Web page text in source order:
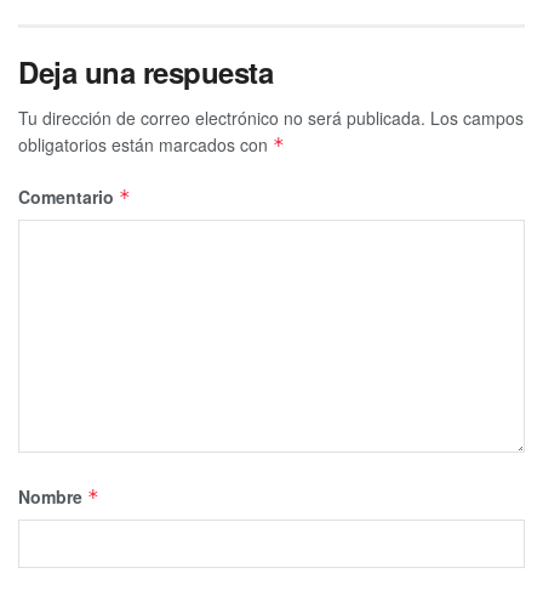
Deja una respuesta
Tu dirección de correo electrónico no será publicada. Los campos
obligatorios están marcados con *
Comentario *
Nombre *